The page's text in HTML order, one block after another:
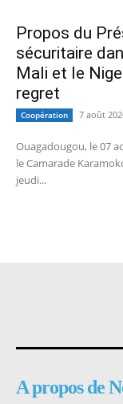
Propos du
sécuritaire
Mali et le
regret
Coopération 7 août
Ouagadougou, le 07
le Camarade
jeudi...
A propos de